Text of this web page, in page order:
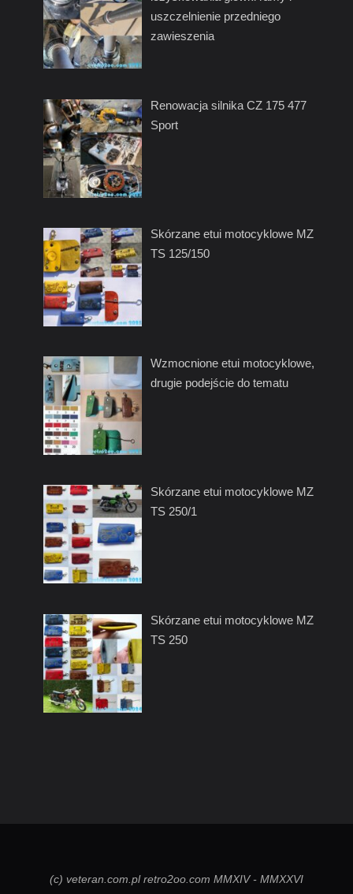
uszczelnienie przedniego
zawieszenia
Renowacja silnika CZ 175 477
Sport
Skórzane etui motocyklowe MZ
TS 125/150
Wzmocnione etui motocyklowe,
drugie podejście do tematu
Skórzane etui motocyklowe MZ
TS 250/1
Skórzane etui motocyklowe MZ
TS 250
(c) veteran.com.pl retro2oo.com MMXIV - MMXXVI